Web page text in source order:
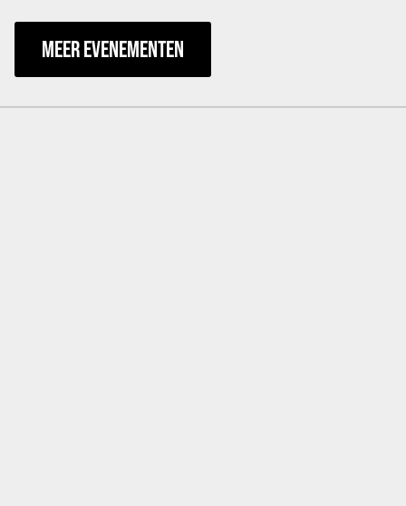
MEER EVENEMENTEN